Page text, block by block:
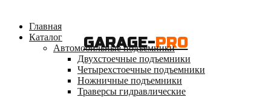
GARAGE-PRO
Главная
Каталог
Автомобильные подъемники
Двухстоечные подъемники
Четырехстоечные подъемники
Ножничные подъемники
Траверсы гидравлические